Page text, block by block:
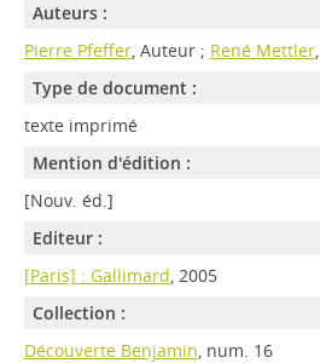
Auteurs :
Pierre Pfeffer, Auteur ; René Mettler
Type de document :
texte imprimé
Mention d'édition :
[Nouv. éd.]
Editeur :
[Paris] : Gallimard, 2005
Collection :
Découverte Benjamin, num. 16